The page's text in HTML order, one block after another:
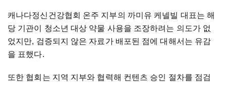
캐나다정신건강협회 온주 지부의 까미유 케넬빌 대표는 해
당 기관이 청소년 대상 약물 사용을 조장하려는 의도가 없
었지만, 검증되지 않은 자료가 배포된 점에 대해서는 유감
을 표했다.
또한 협회는 지역 지부와 협력해 컨텐츠 승인 절차를 점검